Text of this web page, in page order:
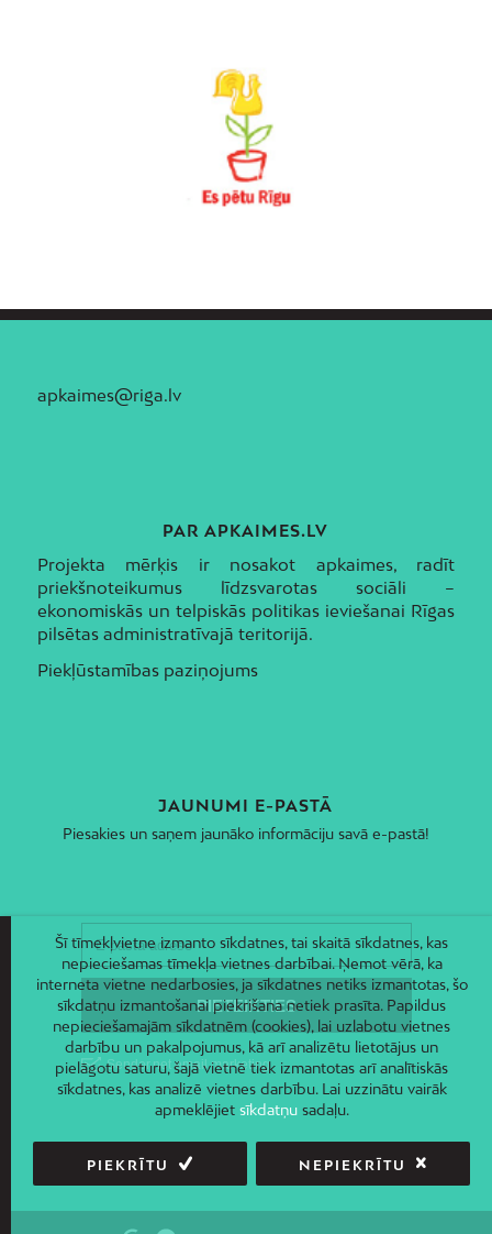
apkaimes@riga.lv
PAR APKAIMES.LV
Projekta mērķis ir nosakot apkaimes, radīt
priekšnoteikumus līdzsvarotas sociāli –
ekonomiskās un telpiskās politikas ieviešanai Rīgas
pilsētas administratīvajā teritorijā.
Piekļūstamības paziņojums
JAUNUMI E-PASTĀ
Piesakies un saņem jaunāko informāciju savā e-pastā!
Šī tīmekļvietne izmanto sīkdatnes, tai skaitā sīkdatnes, kas
nepieciešamas tīmekļa vietnes darbībai. Ņemot vērā, ka
interneta vietne nedarbosies, ja sīkdatnes netiks izmantotas, šo
sīkdatņu izmantošanai piekrišana netiek prasīta. Papildus
nepieciešamajām sīkdatnēm (cookies), lai uzlabotu vietnes
darbību un pakalpojumus, kā arī analizētu lietotājus un
pielāgotu saturu, šajā vietnē tiek izmantotas arī analītiskās
sīkdatnes, kas analizē vietnes darbību. Lai uzzinātu vairāk
apmeklējiet sīkdatņusadaļu.
PIEKRĪTU NEPIEKRĪTU